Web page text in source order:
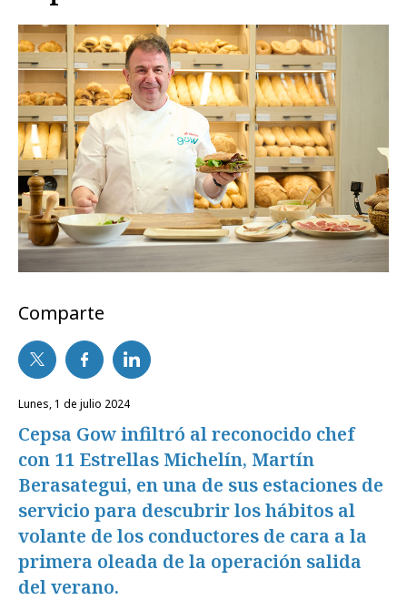
Comparte
lunes, 1 de julio 2024
Cepsa Gow infiltró al reconocido chef
con 11 Estrellas Michelín, Martín
Berasategui, en una de sus estaciones de
servicio para descubrir los hábitos al
volante de los conductores de cara a la
primera oleada de la operación salida
del verano.